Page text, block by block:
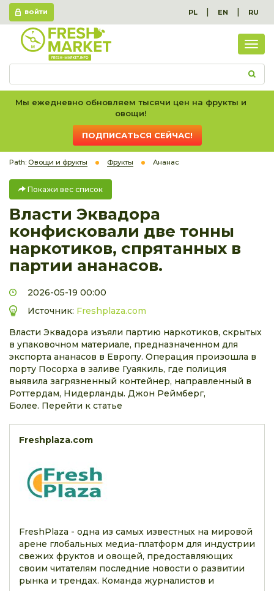
ВОЙТИ PL | EN | RU
вес
Мы ежедневно обновляем тысячи цен на фрукты и
овощи!
ПОДПИСАТЬСЯ СЕЙЧАС!
Path: Овощи и фрукты Фрукты Ананас
Покажи вес список
Власти Эквадора
конфисковали две тонны
наркотиков, спрятанных в
партии ананасов.
2026-05-19 00:00
Источник: Freshplaza.com
Власти Эквадора изъяли партию наркотиков, скрытых
в упаковочном материале, предназначенном для
экспорта ананасов в Европу. Операция произошла в
порту Посорха в заливе Гуаякиль, где полиция
выявила загрязненный контейнер, направленный в
Роттердам, Нидерланды. Джон Реймберг,
Более. Перейти к статье
Freshplaza.com
FreshPlaza - одна из самых известных на мировой
арене глобальных медиа-платформ для индустрии
свежих фруктов и овощей, предоставляющих
своим читателям последние новости о развитии
рынка и трендах. Команда журналистов и